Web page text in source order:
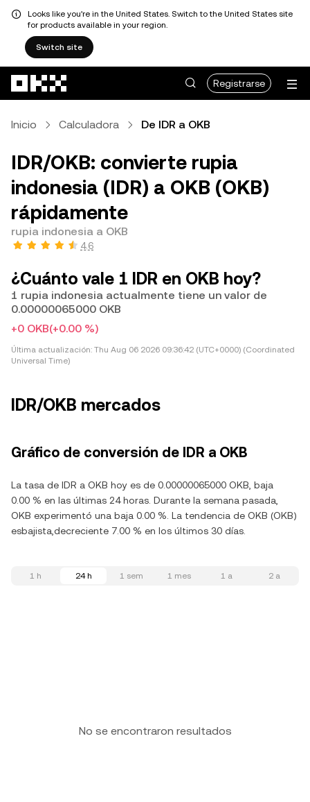
Looks like you're in the United States. Switch to the United States site
for products available in your region.
Switch site
Registrarse
Inicio Calculadora De IDR a OKB
IDR/OKB: convierte rupia
indonesia (IDR) a OKB (OKB)
rápidamente
rupia indonesia a OKB
4.6
¿Cuánto vale 1 IDR en OKB hoy?
1 rupia indonesia actualmente tiene un valor de
0.00000065000 OKB
+0 OKB(+0.00 %)
Última actualización: Thu Aug 06 2026 09:36:42 (UTC+0000) (Coordinated
Universal Time)
IDR/OKB mercados
Gráfico de conversión de IDR a OKB
La tasa de IDR a OKB hoy es de 0.00000065000 OKB, baja
0.00 % en las últimas 24 horas. Durante la semana pasada,
OKB experimentó una baja 0.00 %. La tendencia de OKB (OKB)
esbajista,decreciente 7.00 % en los últimos 30 días.
1 h 24 h 1 sem 1 mes 1 a 2 a
No se encontraron resultados